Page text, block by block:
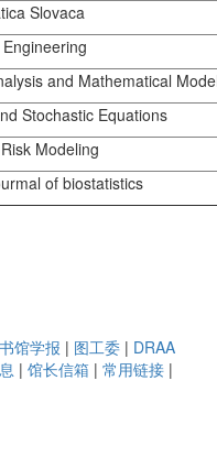
Slovaca
and Mathematical
Stochastic Equations
Modeling
of biostatistics
馆学报 | 图工委 | DRAA
| 馆长信箱 | 常用链接 |